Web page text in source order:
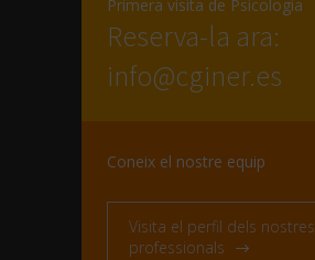
Primera visita de Psicologia
Reserva-la ara:
info@cginer.es
Coneix el nostre equip
Visita el perfil dels nostres
professionals